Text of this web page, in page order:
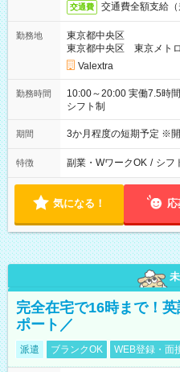
交通費 交通費全額支給（
勤務地
東京都中央区
東京都中央区 東京メト
Valextra
勤務時間
10:00～20:00 実働7.5時間／休憩1.5時間 営業時間に合わせた
シフト制
期間 3か月程度の短期予定 ※
特徴 副業・WワークOK / シフ
気になる！ 応
完全在宅で16時まで！
ポート／
派遣 ブランクOK WEB登録・面